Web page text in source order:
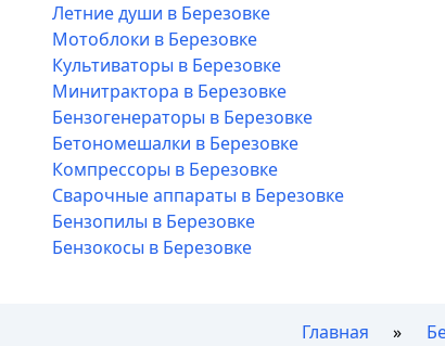
Летние души в Березовке
Мотоблоки в Березовке
Культиваторы в Березовке
Минитрактора в Березовке
Бензогенераторы в Березовке
Бетономешалки в Березовке
Компрессоры в Березовке
Сварочные аппараты в Березовке
Бензопилы в Березовке
Бензокосы в Березовке
Главная